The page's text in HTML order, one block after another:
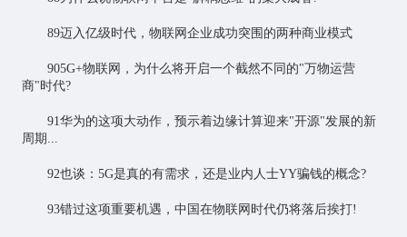
89迈入亿级时代，物联网企业成功突围的两种商业模式
905G+物联网，为什么将开启一个截然不同的"万物运营
商"时代?
91华为的这项大动作，预示着边缘计算迎来"开源"发展的新
周期...
92也谈：5G是真的有需求，还是业内人士YY骗钱的概念?
93错过这项重要机遇，中国在物联网时代仍将落后挨打!